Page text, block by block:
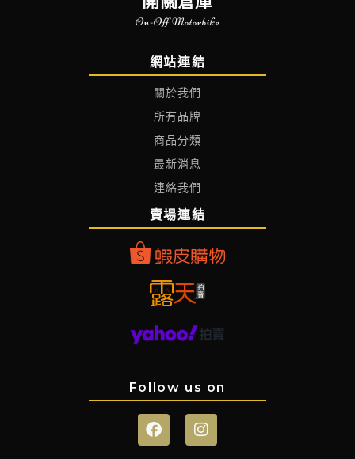
On-Off Motorbike
網站連結
關於我們
所有品牌
商品分類
最新消息
連絡我們
賣場連結
Follow us on